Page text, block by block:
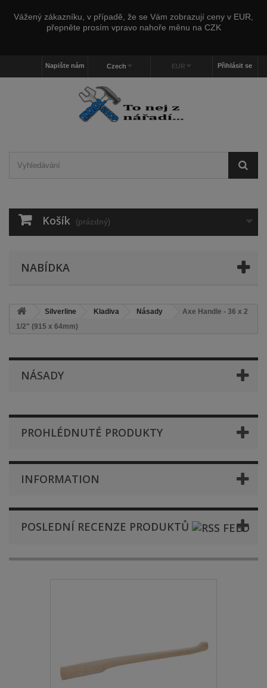
Vážený zákazníku, v případě, že se Vám zobrazují ceny v EUR,
přepněte prosím vpravo nahoře měnu na CZK
Přihlásit se
EUR
Czech
Napište nám
Košík (prázdný)
NABÍDKA
Silverline Kladiva Násady
Axe Handle - 36 x 2
1/2" (915 x 64mm)
NÁSADY
PROHLÉDNUTÉ PRODUKTY
INFORMATION
POSLEDNÍ RECENZE PRODUKTŮ